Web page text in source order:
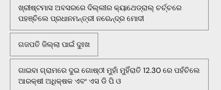
ଖ୍ରୀଷ୍ଟମାସ ଅବସରରେ ଦିଲ୍ଲୀର କ୍ୟାଥେଡ୍ରାଲ୍ ଚର୍ଚ୍ଚରେ
ପହଞ୍ଚିଲେ ପ୍ରଧାନମନ୍ତ୍ରୀ ନରେନ୍ଦ୍ର ମୋଦୀ
ଗଜପତି ଜିଲ୍ଲା ପାଇଁ ଦୁଃଖ
ଗାଇବା ଗ୍ରାମରେ ଦୁଇ ଗୋଷ୍ଠୀ ମୁହାଁ ମୁହିଁରାତି 12.30 ରେ ପହଁଚିଲେ
ଆରକ୍ଷୀ ଅଧିକ୍ଷକ ଏବଂ ଏସ ଡି ପି ଓ